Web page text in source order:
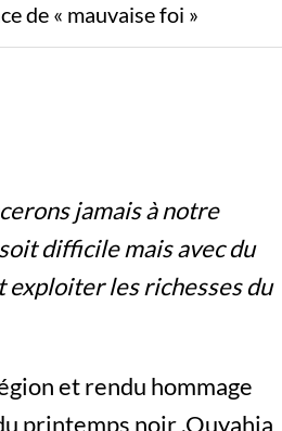
de « mauvaise foi »
jamais à notre
difficile mais avec du
exploiter les richesses du
et rendu hommage
printemps noir ,Ouyahia